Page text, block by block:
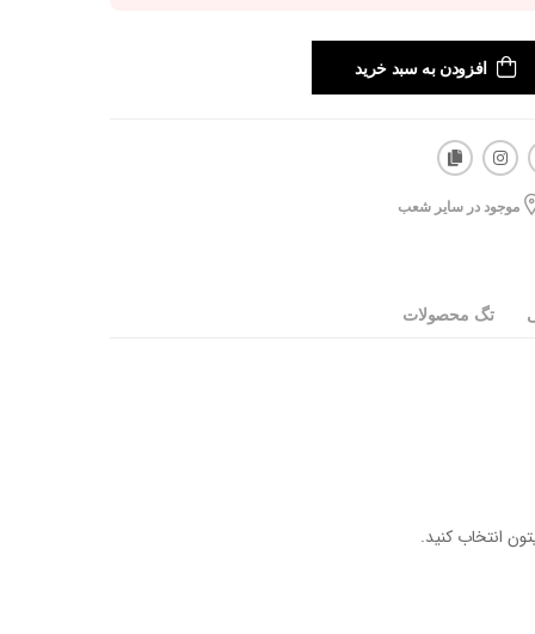
افزودن به سبد خرید
موجود در سایر شعب
تگ محصولات
انتخاب کنید.